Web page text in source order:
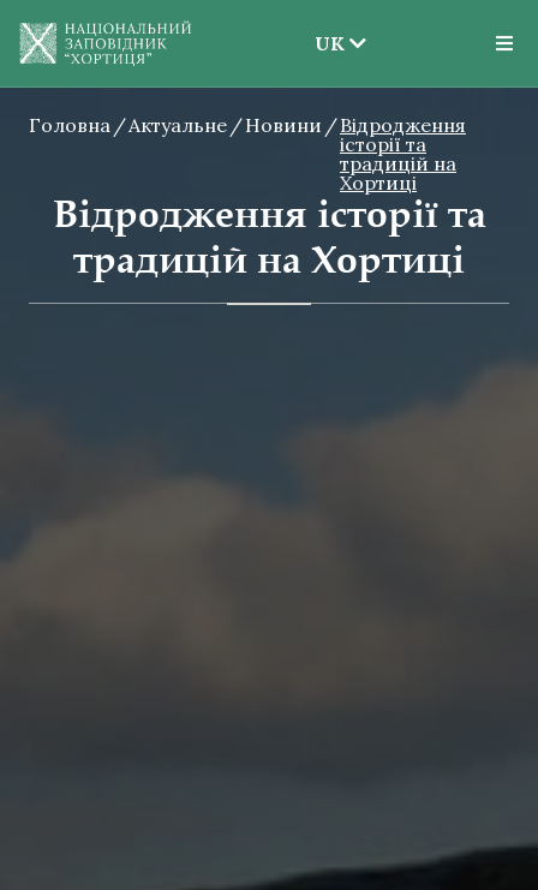
UK
EN
UK
Головна Актуальне Новини
Відродження
історії та
традицій на
Хортиці
Відродження історії та
традицій на Хортиці